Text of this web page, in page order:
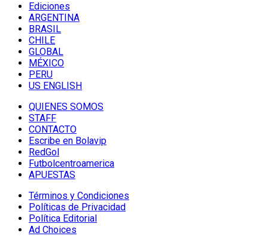
Ediciones
ARGENTINA
BRASIL
CHILE
GLOBAL
MÉXICO
PERU
US ENGLISH
QUIENES SOMOS
STAFF
CONTACTO
Escribe en Bolavip
RedGol
Futbolcentroamerica
APUESTAS
Términos y Condiciones
Políticas de Privacidad
Política Editorial
Ad Choices